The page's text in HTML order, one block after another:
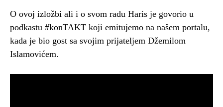
O ovoj izložbi ali i o svom radu Haris je govorio u
podkastu #konTAKT koji emitujemo na našem portalu,
kada je bio gost sa svojim prijateljem Džemilom
Islamovićem.